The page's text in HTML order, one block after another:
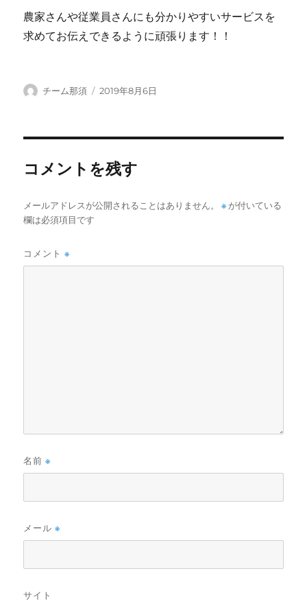
農家さんや従業員さんにも分かりやすいサービスを
求めてお伝えできるように頑張ります！！
投
チーム那須
投
2019年8月6日
コメントを残す
メールアドレスが公開されることはありません。 ※ が付いている
欄は必須項目です
コメント※
名前※
メール※
サイト